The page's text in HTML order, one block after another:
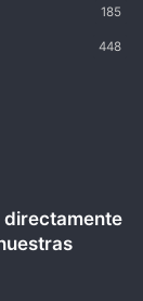
185
448
directamente